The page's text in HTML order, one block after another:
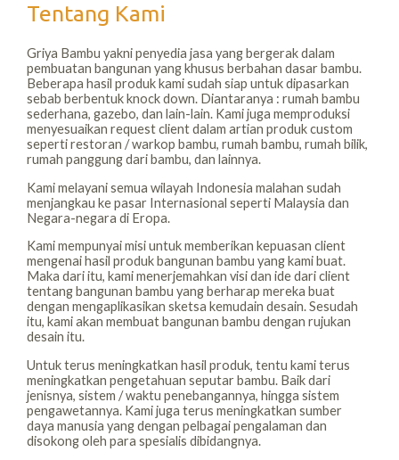
Tentang Kami
Griya Bambu yakni penyedia jasa yang bergerak dalam
pembuatan bangunan yang khusus berbahan dasar bambu.
Beberapa hasil produk kami sudah siap untuk dipasarkan
sebab berbentuk knock down. Diantaranya : rumah bambu
sederhana, gazebo, dan lain-lain. Kami juga memproduksi
menyesuaikan request client dalam artian produk custom
seperti restoran / warkop bambu, rumah bambu, rumah bilik,
rumah panggung dari bambu, dan lainnya.
Kami melayani semua wilayah Indonesia malahan sudah
menjangkau ke pasar Internasional seperti Malaysia dan
Negara-negara di Eropa.
Kami mempunyai misi untuk memberikan kepuasan client
mengenai hasil produk bangunan bambu yang kami buat.
Maka dari itu, kami menerjemahkan visi dan ide dari client
tentang bangunan bambu yang berharap mereka buat
dengan mengaplikasikan sketsa kemudain desain. Sesudah
itu, kami akan membuat bangunan bambu dengan rujukan
desain itu.
Untuk terus meningkatkan hasil produk, tentu kami terus
meningkatkan pengetahuan seputar bambu. Baik dari
jenisnya, sistem / waktu penebangannya, hingga sistem
pengawetannya. Kami juga terus meningkatkan sumber
daya manusia yang dengan pelbagai pengalaman dan
disokong oleh para spesialis dibidangnya.